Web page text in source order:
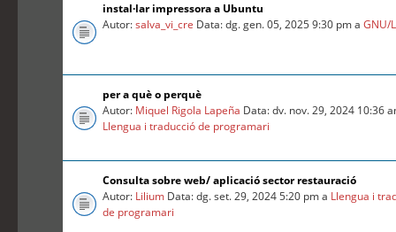
instal·lar impressora a Ubuntu
Autor:salva_vi_cre Data: dg. gen. 05, 2025 9:30 pm aGNU/
per a què o perquè
Autor: Miquel Rigola Lapeña Data: dv. nov. 29, 2024 10:36
Llengua i traducció de programari
Consulta sobre web/ aplicació sector restauració
Autor: Lilium Data: dg. set. 29, 2024 5:20 pm a Llengua i
de programari